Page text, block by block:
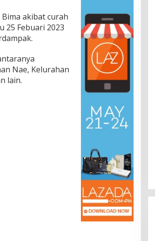
akibat curah
25 Febuari 2023
Nae, Kelurahan
lain.